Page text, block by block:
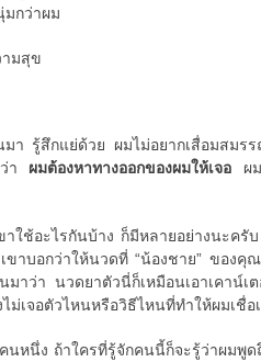
มกว่าผม
ามสุข
า รู้สึกแย่ด้วย ผมไม่อยากเสื่อมสมรร
า ผมต้องหาทางออกของผมให้เจอ ผ
ใช้อะไรกันบ้าง ก็มีหลายอย่างนะครั
ขาบอกว่าให้นวดที่ “น้องชาย” ของคุ
ว่า นวดยาตัวนี่ก็เหมือนเอาเคาน์เต
เจอตัวไหนหรือวิธีไหนที่ทำให้ผมเชื่อ
นหนึ่ง ถ้าใครที่รู้จักคนนี้ก็จะรู้ว่าผมพูด